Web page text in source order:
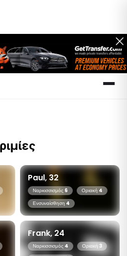
Paul, 32
Ναρκισσισμός 6 Οριακή 4
Ενσυναίσθηση 4
Frank, 24
Ναρκισσισμός 4 Οριακή 3